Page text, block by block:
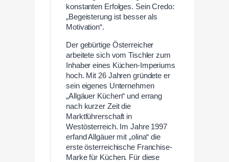
konstanten Erfolges. Sein Credo:
„Begeisterung ist besser als
Motivation“.
Der gebürtige Österreicher
arbeitete sich vom Tischler zum
Inhaber eines Küchen-Imperiums
hoch. Mit 26 Jahren gründete er
sein eigenes Unternehmen
„Allgäuer Küchen“ und errang
nach kurzer Zeit die
Marktführerschaft in
Westösterreich. Im Jahre 1997
erfand Allgäuer mit „olina“ die
erste österreichische Franchise-
Marke für Küchen. Für diese